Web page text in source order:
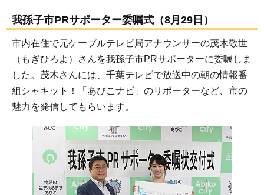
我孫子市PRサポーター委嘱式（8月29日）
市内在住で元ケーブルテレビ局アナウンサーの茂木敬世
（もぎひろよ）さんを我孫子市PRサポーターに委嘱しま
した。茂木さんには、千葉テレビで放送中の朝の情報番
組シャキット！「あびこナビ」のリポーターなど、市の
魅力を発信してもらいます。